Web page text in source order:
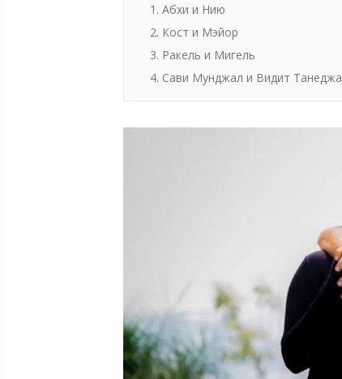
1. Абхи и Нию
2. Кост и Мэйор
3. Ракель и Мигель
4. Сави Мунджал и Видит Танеджа